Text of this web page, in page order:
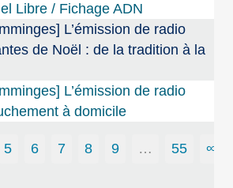
Libre / Fichage ADN
L’émission de radio
de Noël : de la tradition à la
L’émission de radio
à domicile
5 6 7 8 9 … 55 ∞